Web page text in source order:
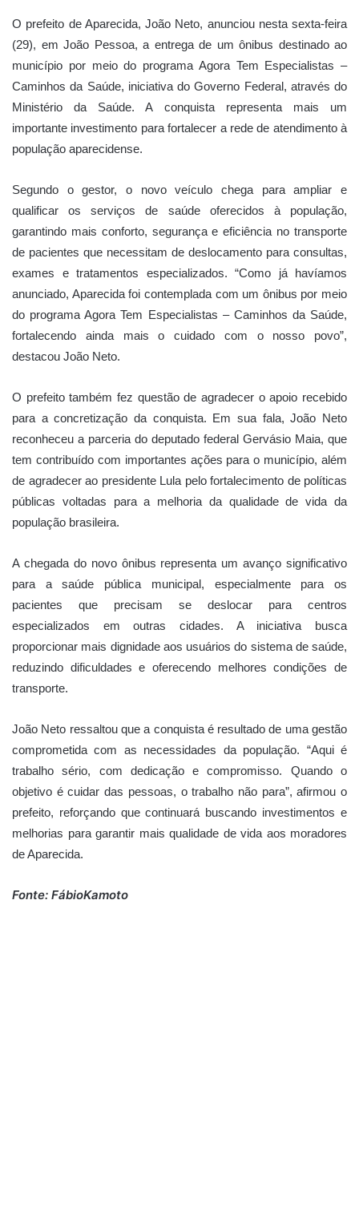
O prefeito de Aparecida, João Neto, anunciou nesta sexta-feira
(29), em João Pessoa, a entrega de um ônibus destinado ao
município por meio do programa Agora Tem Especialistas –
Caminhos da Saúde, iniciativa do Governo Federal, através do
Ministério da Saúde. A conquista representa mais um
importante investimento para fortalecer a rede de atendimento à
população aparecidense.
Segundo o gestor, o novo veículo chega para ampliar e
qualificar os serviços de saúde oferecidos à população,
garantindo mais conforto, segurança e eficiência no transporte
de pacientes que necessitam de deslocamento para consultas,
exames e tratamentos especializados. “Como já havíamos
anunciado, Aparecida foi contemplada com um ônibus por meio
do programa Agora Tem Especialistas – Caminhos da Saúde,
fortalecendo ainda mais o cuidado com o nosso povo”,
destacou João Neto.
O prefeito também fez questão de agradecer o apoio recebido
para a concretização da conquista. Em sua fala, João Neto
reconheceu a parceria do deputado federal Gervásio Maia, que
tem contribuído com importantes ações para o município, além
de agradecer ao presidente Lula pelo fortalecimento de políticas
públicas voltadas para a melhoria da qualidade de vida da
população brasileira.
A chegada do novo ônibus representa um avanço significativo
para a saúde pública municipal, especialmente para os
pacientes que precisam se deslocar para centros
especializados em outras cidades. A iniciativa busca
proporcionar mais dignidade aos usuários do sistema de saúde,
reduzindo dificuldades e oferecendo melhores condições de
transporte.
João Neto ressaltou que a conquista é resultado de uma gestão
comprometida com as necessidades da população. “Aqui é
trabalho sério, com dedicação e compromisso. Quando o
objetivo é cuidar das pessoas, o trabalho não para”, afirmou o
prefeito, reforçando que continuará buscando investimentos e
melhorias para garantir mais qualidade de vida aos moradores
de Aparecida.
Fonte: FábioKamoto